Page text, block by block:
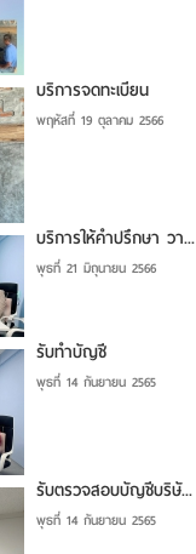
บริการจดทะเบียน
พฤหัสที่ 19 ตุลาคม 2566
บริการให้คำปรึกษา วา...
พุธที่ 21 มิถุนายน 2566
รับทำบัญชี
พุธที่ 14 กันยายน 2565
รับตรวจสอบบัญชีบริษั...
พุธที่ 14 กันยายน 2565